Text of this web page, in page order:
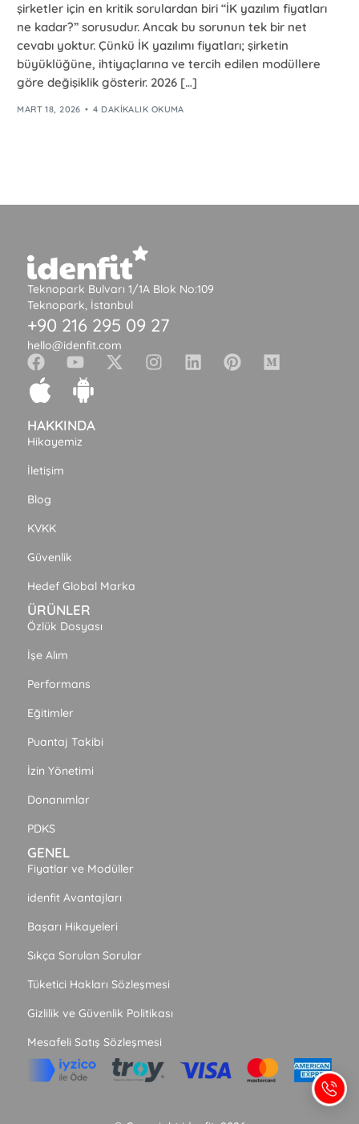
şirketler için en kritik sorulardan biri “İK yazılım fiyatları
ne kadar?” sorusudur. Ancak bu sorunun tek bir net
cevabı yoktur. Çünkü İK yazılımı fiyatları; şirketin
büyüklüğüne, ihtiyaçlarına ve tercih edilen modüllere
göre değişiklik gösterir. 2026 […]
MART 18, 2026 4 DAKIKALIK OKUMA
Teknopark Bulvarı 1/1A Blok No:109
Teknopark, İstanbul
+90 216 295 09 27
hello@idenfit.com
HAKKINDA
Hikayemiz
İletişim
Blog
KVKK
Güvenlik
Hedef Global Marka
ÜRÜNLER
Özlük Dosyası
İşe Alım
Performans
Eğitimler
Puantaj Takibi
İzin Yönetimi
Donanımlar
PDKS
GENEL
Fiyatlar ve Modüller
idenfit Avantajları
Başarı Hikayeleri
Sıkça Sorulan Sorular
Tüketici Hakları Sözleşmesi
Gizlilik ve Güvenlik Politikası
Mesafeli Satış Sözleşmesi